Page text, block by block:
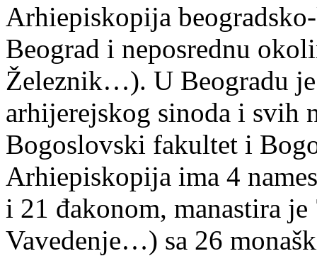
Arhiepiskopija
Beograd i neposrednu
Železnik…). U Beogradu
arhijerejskog sinoda i svih
Bogoslovski fakultet i
Arhiepiskopija ima 4
i 21 đakonom, manastira
Vavedenje…) sa 26